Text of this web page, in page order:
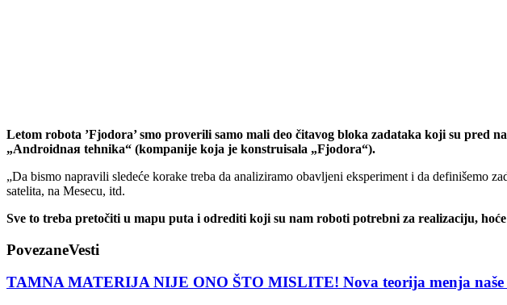
Letom robota ’Fjodora’ smo proverili samo mali deo čitavog bloka zadataka koji su pred
„Androidnaя tehnika“ (kompanije koja je konstruisala „Fjodora“).
„Da bismo napravili sledeće korake treba da analiziramo obavljeni eksperiment i da
satelita, na Mesecu, itd.
Sve to treba pretočiti u mapu puta i odrediti koji su nam roboti potrebni za realizaciju,
PovezaneVesti
TAMNA MATERIJA NIJE ONO ŠTO MISLITE! Nova teorija menja naše